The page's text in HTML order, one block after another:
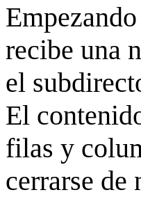
recibe una
el
El
filas y
cerrarse